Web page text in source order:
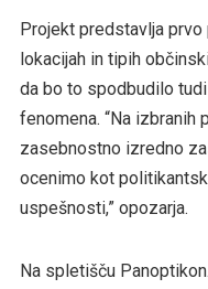
Projekt predstavlja
lokacijah in tipih
da bo to spodbudilo
fenomena. “Na izbranih
zasebnostno izredno
ocenimo kot
uspešnosti,” opozarja.
Na spletišču